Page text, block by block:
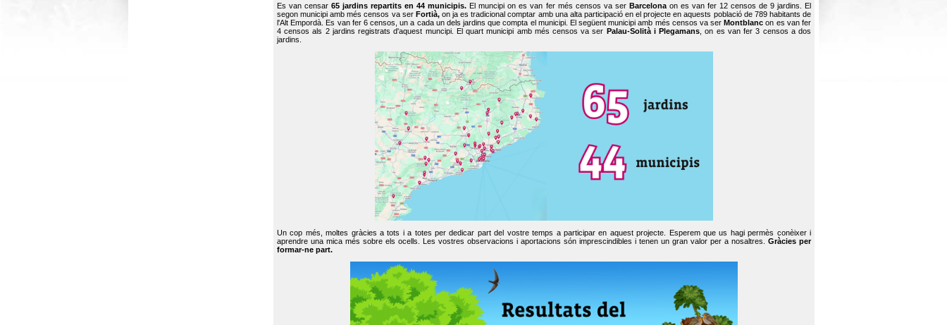
Es van censar65 jardins repartits en 44 municipis. El muncipi on es van fer més censos va ser Barcelonaon es van fer 12 censos de 9 jardins. El
segon municipi amb més censos va ser Fortià, on ja es tradicional comptar amb una alta participació en el projecte en aquests població de 789 habitants de
l'Alt Empordà. Es van fer 6 censos, un a cada un dels jardins que compta el municipi. El següent municipi amb més censos va serMontblanc on es van fer
4 censos als 2 jardins registrats d'aquest muncipi. El quart municipi amb més censos va ser Palau-Solità i Plegamans , on es van fer 3 censos a dos
jardins.
Un cop més, moltes gràcies a tots i a totes per dedicar part del vostre temps a participar en aquest projecte. Esperem que us hagi permès conèixer i
aprendre una mica més sobre els ocells. Les vostres observacions i aportacions són imprescindibles i tenen un gran valor per a nosaltres. Gràcies per
formar-ne part.